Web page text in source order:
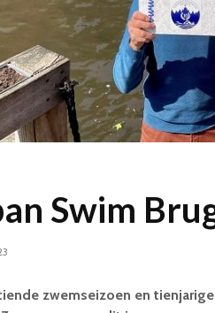
Swim
zwemseizoen en